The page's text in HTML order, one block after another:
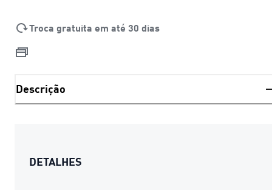
Troca gratuita em até 30 dias
Descrição
DETALHES